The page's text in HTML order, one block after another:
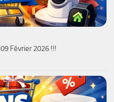
Février 2026 !!!